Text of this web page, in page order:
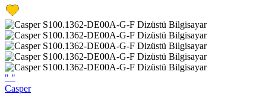
" "
Casper